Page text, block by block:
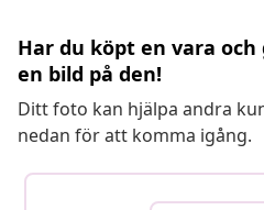
Har du köpt en vara
en bild på den!
Ditt foto kan hjälpa andra
nedan för att komma igång.